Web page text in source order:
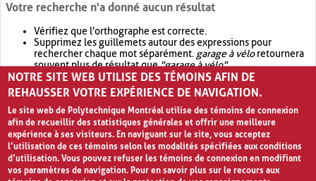
Votre recherche n'a donné aucun résultat
Vérifiez que l'orthographe est correcte.
Supprimez les guillemets autour des expressions pour
rechercher chaque mot séparément. garage à véloretournera
souvent plus de résultat que"garage à vélo".
Envisagez d'élargir votre recherche avec OR.garage OR vélo
retournera souvent plus de résultat quegarage à vélo
NOTRE SITE WEB UTILISE DES TÉMOINS AFIN DE
REHAUSSER VOTRE EXPÉRIENCE DE NAVIGATION.
Le site web de Polytechnique Montréal utilise des témoins de connexion
afin de recueillir des statistiques générales et offrir une meilleure
expérience à ses visiteurs. En naviguant sur le site, vous acceptez
l’utilisation de ces témoins selon les modalités spécifiées aux conditions
d’utilisation. Vous pouvez refuser les témoins de connexion en modifiant
vos paramètres de navigation. Pour en savoir plus sur le recours aux